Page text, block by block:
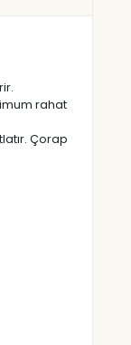
rahat
Çorap